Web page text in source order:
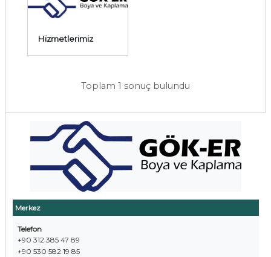
Merkez
Telefon
+90 312 385 47 89
+90 530 582 19 85
Hizmetlerimiz
Toplam 1 sonuç bulundu